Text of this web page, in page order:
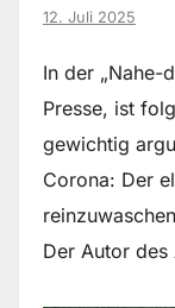
12. Juli 2025
In der „Nahe-
Presse, ist
gewichtig
Corona: Der
Der Autor